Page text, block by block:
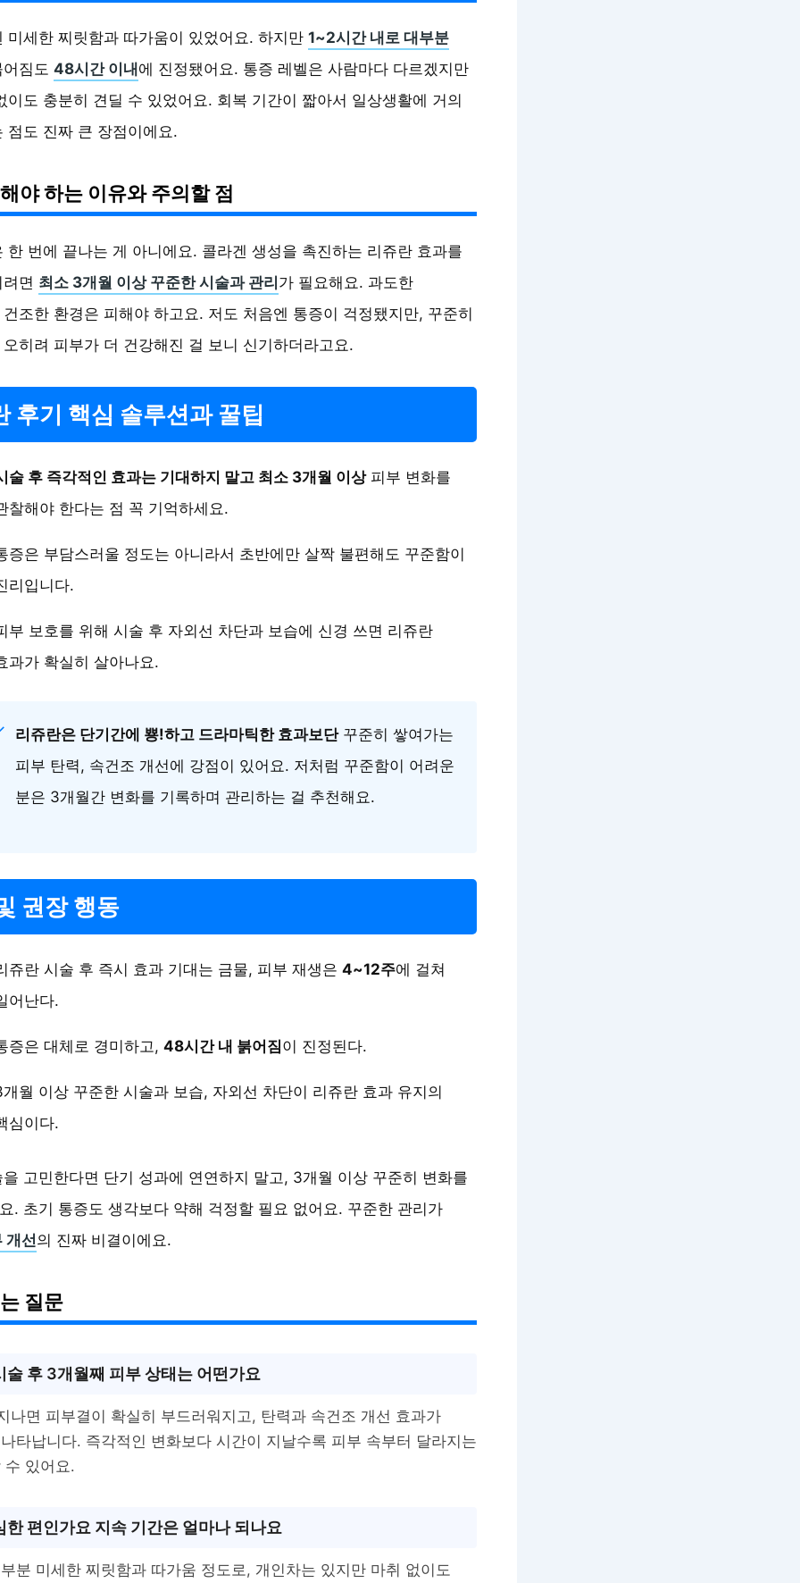
미세한 찌릿함과 따가움이 있었어요. 하지만 1~2시간 내로 대부분
짐도 48시간 이내 에 진정됐어요. 통증 레벨은 사람마다 다르겠지만
이도 충분히 견딜 수 있었어요. 회복 기간이 짧아서 일상생활에 거의
점도 진짜 큰 장점이에요.
야 하는 이유와 주의할 점
한 번에 끝나는 게 아니에요. 콜라겐 생성을 촉진하는 리쥬란 효과를
면 최소 3개월 이상 꾸준한 시술과 관리 가 필요해요. 과도한
조한 환경은 피해야 하고요. 저도 처음엔 통증이 걱정됐지만, 꾸준히
히려 피부가 더 건강해진 걸 보니 신기하더라고요.
후기 핵심 솔루션과 꿀팁
술 후 즉각적인 효과는 기대하지 말고 최소 3개월 이상피부 변화를
찰해야 한다는 점 꼭 기억하세요.
증은 부담스러울 정도는 아니라서 초반에만 살짝 불편해도 꾸준함이
리입니다.
부 보호를 위해 시술 후 자외선 차단과 보습에 신경 쓰면 리쥬란
과가 확실히 살아나요.
리쥬란은 단기간에 뿅!하고 드라마틱한 효과보단꾸준히 쌓여가는
피부 탄력, 속건조 개선에 강점이 있어요. 저처럼 꾸준함이 어려운
분은 3개월간 변화를 기록하며 관리하는 걸 추천해요.
권장 행동
쥬란 시술 후 즉시 효과 기대는 금물, 피부 재생은 4~12주에 걸쳐
어난다.
증은 대체로 경미하고, 48시간 내 붉어짐이 진정된다.
월 이상 꾸준한 시술과 보습, 자외선 차단이 리쥬란 효과 유지의
심이다.
고민한다면 단기 성과에 연연하지 말고, 3개월 이상 꾸준히 변화를
. 초기 통증도 생각보다 약해 걱정할 필요 없어요. 꾸준한 관리가
개선의 진짜 비결이에요.
질문
술 후 3개월째 피부 상태는 어떤가요
나면 피부결이 확실히 부드러워지고, 탄력과 속건조 개선 효과가
타납니다. 즉각적인 변화보다 시간이 지날수록 피부 속부터 달라지는
수 있어요.
한 편인가요 지속 기간은 얼마나 되나요
분 미세한 찌릿함과 따가움 정도로, 개인차는 있지만 마취 없이도